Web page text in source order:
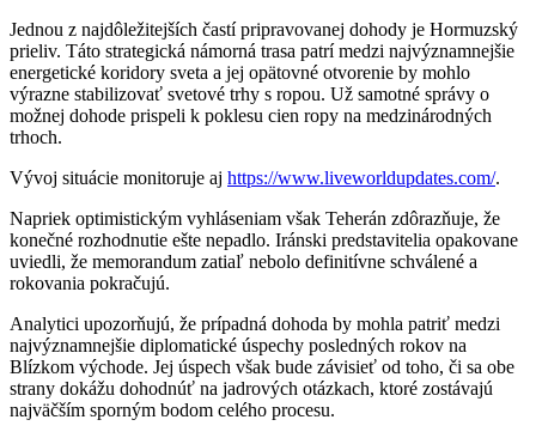
Jednou z najdôležitejších častí pripravovanej dohody je Hormuzský
prieliv. Táto strategická námorná trasa patrí medzi najvýznamnejšie
energetické koridory sveta a jej opätovné otvorenie by mohlo
výrazne stabilizovať svetové trhy s ropou. Už samotné správy o
možnej dohode prispeli k poklesu cien ropy na medzinárodných
trhoch.
Vývoj situácie monitoruje aj https://www.liveworldupdates.com/.
Napriek optimistickým vyhláseniam však Teherán zdôrazňuje, že
konečné rozhodnutie ešte nepadlo. Iránski predstavitelia opakovane
uviedli, že memorandum zatiaľ nebolo definitívne schválené a
rokovania pokračujú.
Analytici upozorňujú, že prípadná dohoda by mohla patriť medzi
najvýznamnejšie diplomatické úspechy posledných rokov na
Blízkom východe. Jej úspech však bude závisieť od toho, či sa obe
strany dokážu dohodnúť na jadrových otázkach, ktoré zostávajú
najväčším sporným bodom celého procesu.